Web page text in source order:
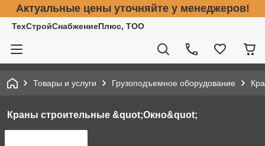
Актуальные цены уточняйте у менеджеров!
ТехСтройСнабжениеПлюс, ТОО
Товары и услуги Грузоподъемное оборудование
Краны строительные &quot;Окно&quot;